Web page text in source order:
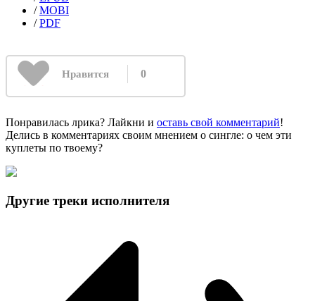
/MOBI
/PDF
Нравится 0
Понравилась лрика? Лайкни и оставь свой комментарий!
Делись в комментариях своим мнением о сингле: о чем эти
куплеты по твоему?
Другие треки исполнителя